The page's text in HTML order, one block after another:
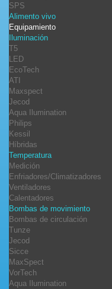
SPS
Alimento vivo
Equipamiento
Iluminación
T5
LED
EcoTech
ATI
Maxspect
Jecod
Aqua Ilumination
Philips
Kessil
Híbridas
Temperatura
Medición
Enfriadores/Climatizadores
Ventiladores
Calentadores
Bombas de movimiento
Bombas de circulación
Tunze
Jecod
Sicce
MaxSpect
VorTech
Aqua Ilumination